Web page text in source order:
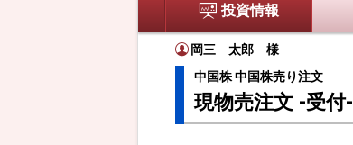
投資情報
岡三 太郎 様
中国株 中国株売り注文
現物売注文 -受付-